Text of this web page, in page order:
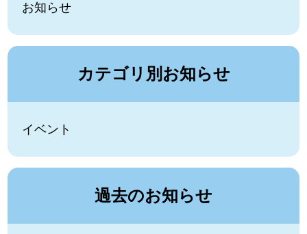
お知らせ
カテゴリ別お知らせ
イベント
過去のお知らせ